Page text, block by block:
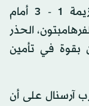
لكن على برايتون الذي تعرض للهزيمة 1 - 3 أمام
الحذر
بقوة في تأمين
آرسنال على أن